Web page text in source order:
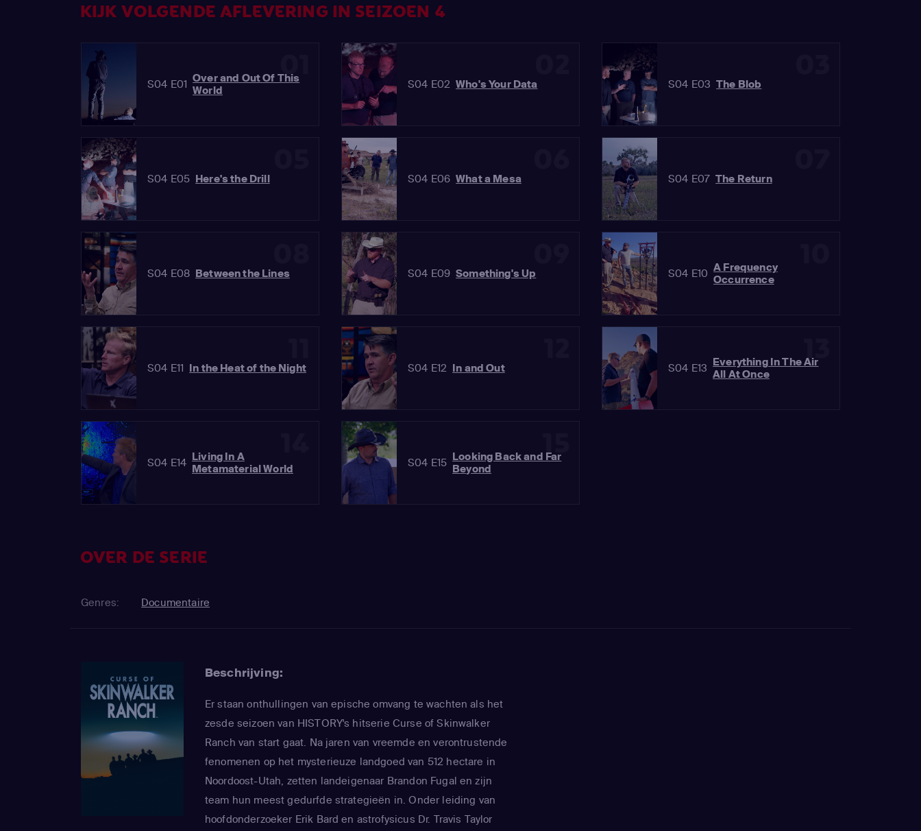
KIJK VOLGENDE AFLEVERING IN SEIZOEN 4
01
S04 E01 Over and Out Of This
World
S04 E02 Who's Your Data S04 E03 The Blob
S04 E05 Here's the Drill S04 E06 What a Mesa S04 E07 The Return
S04 E08 Between the Lines S04 E09 Something's Up S04 E10 A Frequency
Occurrence
S04 E11 In the Heat of the Night S04 E12 In and Out
13
S04 E13 Everything In The Air
All At Once
S04 E14 Living In A
Metamaterial World
15
S04 E15 Looking Back and Far
Beyond
OVER DE SERIE
Genres: Documentaire
Beschrijving:
Er staan onthullingen van epische omvang te wachten als het
zesde seizoen van HISTORY's hitserie Curse of Skinwalker
Ranch van start gaat. Na jaren van vreemde en verontrustende
fenomenen op het mysterieuze landgoed van 512 hectare in
Noordoost-Utah, zetten landeigenaar Brandon Fugal en zijn
team hun meest gedurfde strategieën in. Onder leiding van
hoofdonderzoeker Erik Bard en astrofysicus Dr. Travis Taylor